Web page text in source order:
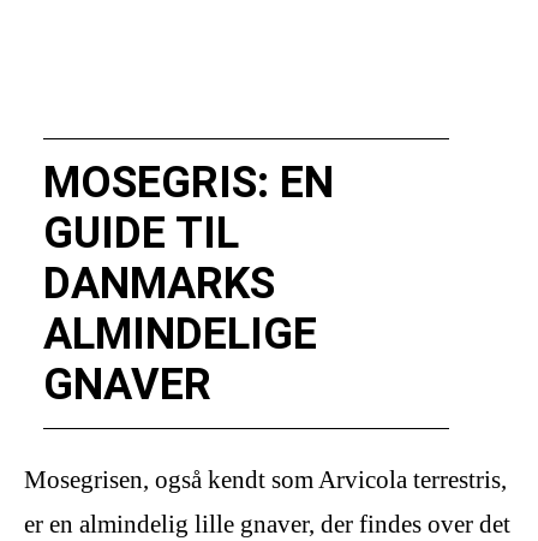
MOSEGRIS: EN
GUIDE TIL
DANMARKS
ALMINDELIGE
GNAVER
Mosegrisen, også kendt som Arvicola terrestris,
er en almindelig lille gnaver, der findes over det